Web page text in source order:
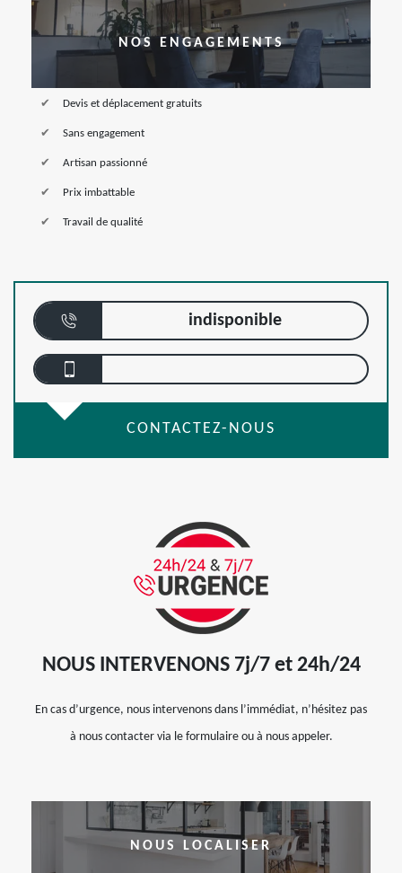
NOS ENGAGEMENTS
Devis et déplacement gratuits
Sans engagement
Artisan passionné
Prix imbattable
Travail de qualité
indisponible
CONTACTEZ-NOUS
NOUS INTERVENONS 7j/7 et 24h/24
En cas d’urgence, nous intervenons dans l’immédiat, n’hésitez pas
à nous contacter via le formulaire ou à nous appeler.
NOUS LOCALISER